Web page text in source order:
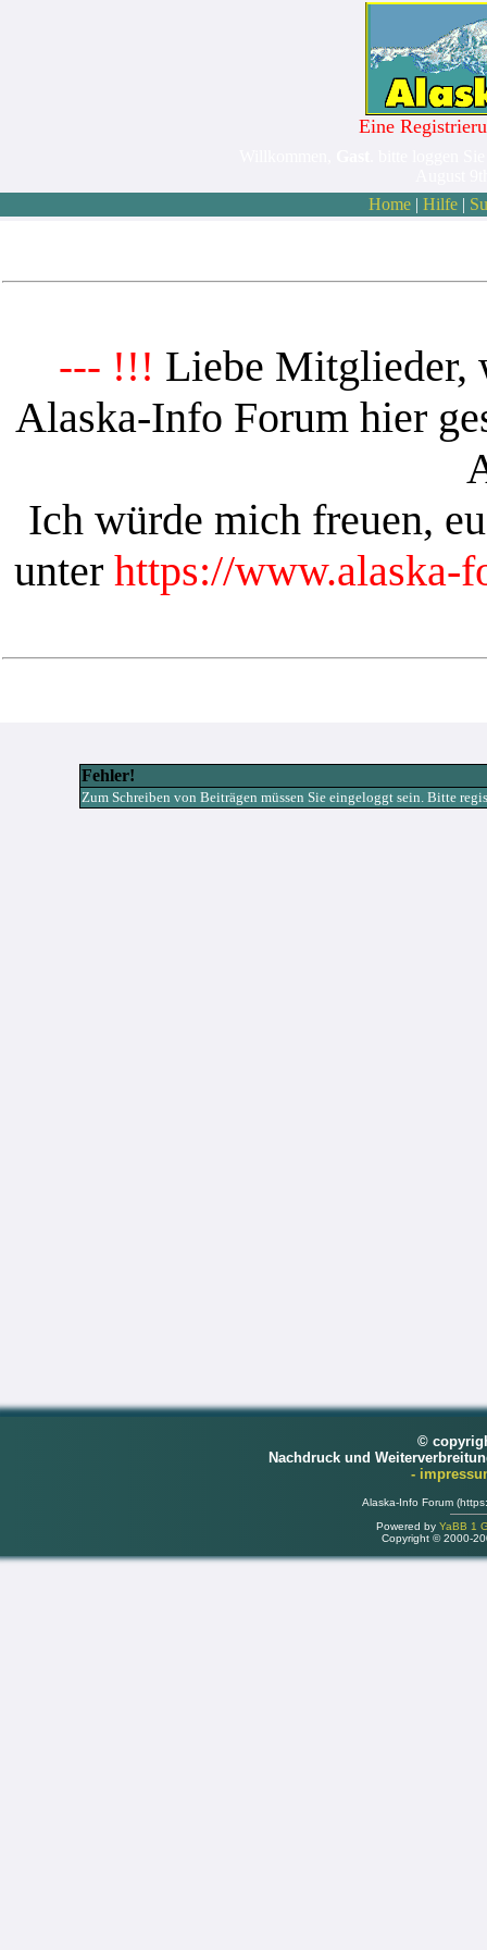
Eine
Home| Hilfe|
--- !!! Liebe Mitglieder,
Alaska-Info Forum hier
Ich würde mich freuen,
unter https://www.alaska-
Fehler!
Zum Schreiben von Beiträgen müssen Sie eingeloggt sein. Bitte
©
Nachdruck und
-
Alaska-Info Forum
Powered by YaBB 1
Copyright © 2000-